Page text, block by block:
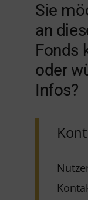
Sie
an
Fonds
oder
Infos?